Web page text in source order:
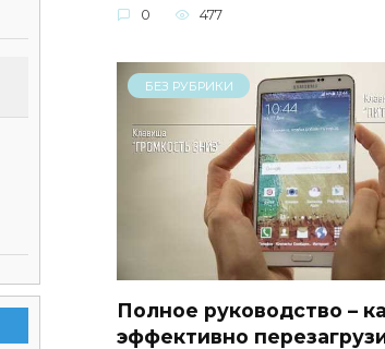
0 477
БЕЗ РУБРИКИ
Полное руководство –
эффективно